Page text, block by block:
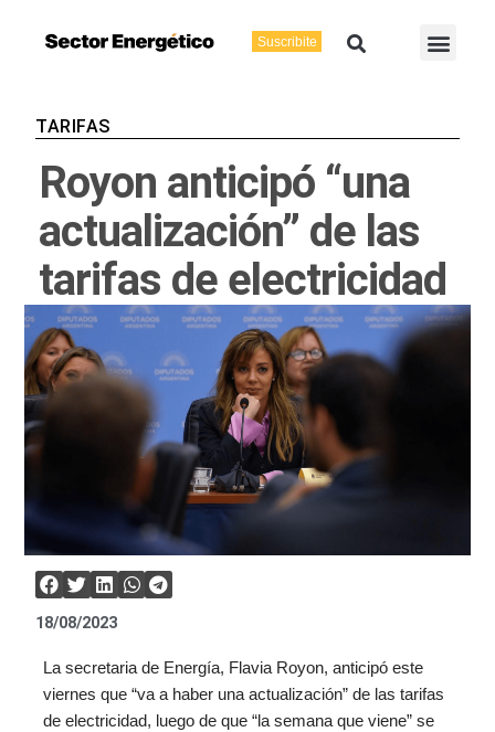
Suscribite Buscar
TARIFAS
Royon anticipó “una
actualización” de las
tarifas de electricidad
18/08/2023
La secretaria de Energía, Flavia Royon, anticipó este
viernes que “va a haber una actualización” de las tarifas
de electricidad, luego de que “la semana que viene” se